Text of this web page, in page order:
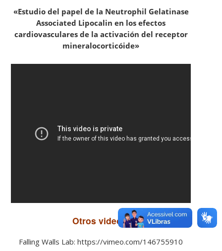
«Estudio del papel de la Neutrophil Gelatinase
Associated Lipocalin en los efectos
cardiovasculares de la activación del receptor
mineralocorticóide»
Otros videos:​
Falling Walls Lab: https://vimeo.com/146755910